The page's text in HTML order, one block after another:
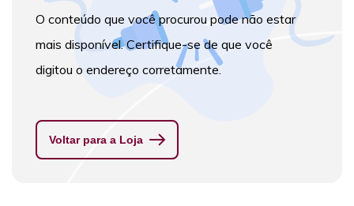
O conteúdo que você procurou pode não estar
mais disponível. Certifique-se de que você
digitou o endereço corretamente.
Voltar para a Loja